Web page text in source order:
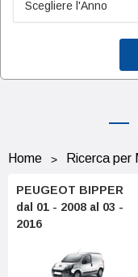
Home Ricerca per
PEUGEOT BIPPER
dal 01 - 2008 al 03 -
2016